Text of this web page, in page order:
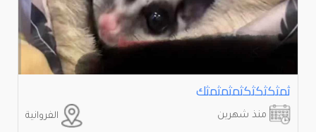
ثمثكثكثكثمثمثمثك
الفروانية منذ شهرين